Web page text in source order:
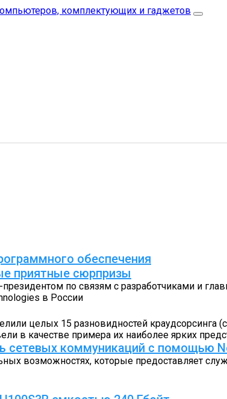
обеспечения
приятные сюрпризы
по связям с разработчиками и
в России
целых 15 разновидностей
в качестве примера их наиболее ярких
сетевых коммуникаций с помощью
возможностях, которые предоставляет